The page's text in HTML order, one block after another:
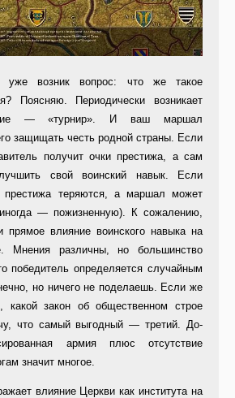
уже возник во­прос: что же такое
Поясняю. Периодически возни­кает
— «турнир». И ваш маршал
защищать честь родной страны. Ес­ли
получит очки престижа, а сам
свой воинский навык. Если
престижа теряют­ся, а маршал может
— пожизненную). К со­жалению,
пря­мое влияние воинского навыка на
Мнения различны, но большинство
победитель определяется случай­ным
но ни­чего не поделаешь. Если же
какой закон об общест­венном строе
что самый выгодный — третий. До­
армия плюс отсутствие
значит многое.
влияние Церкви как института на